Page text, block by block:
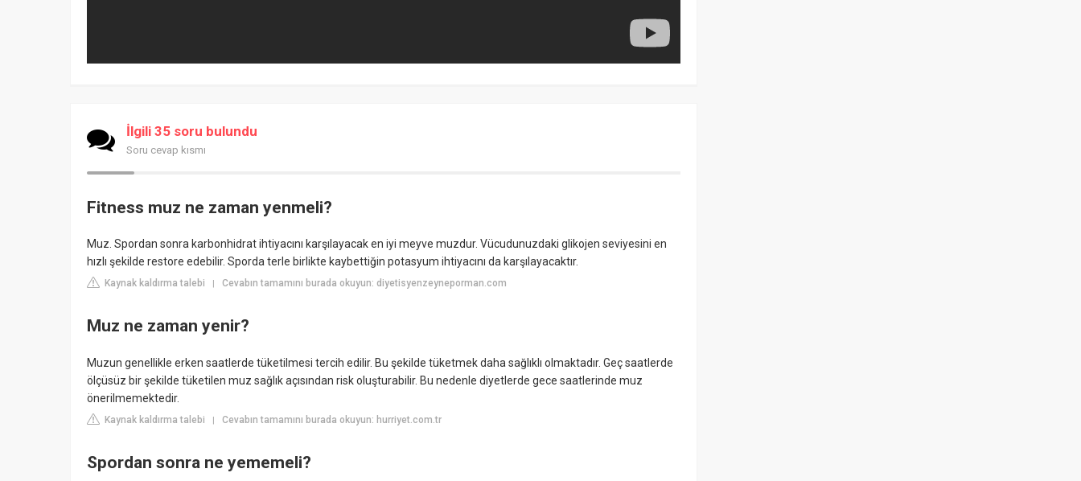
İlgili 35 soru bulundu
Soru cevap kısmı
Fitness muz ne zaman yenmeli?
Muz. Spordan sonra karbonhidrat ihtiyacını karşılayacak en iyi meyve muzdur. Vücudunuzdaki glikojen seviyesini en
hızlı şekilde restore edebilir. Sporda terle birlikte kaybettiğin potasyum ihtiyacını da karşılayacaktır.
Kaynak kaldırma talebi | Cevabın tamamını burada okuyun: diyetisyenzeyneporman.com
Muz ne zaman yenir?
Muzun genellikle erken saatlerde tüketilmesi tercih edilir. Bu şekilde tüketmek daha sağlıklı olmaktadır. Geç saatlerde
ölçüsüz bir şekilde tüketilen muz sağlık açısından risk oluşturabilir. Bu nedenle diyetlerde gece saatlerinde muz
önerilmemektedir.
Kaynak kaldırma talebi | Cevabın tamamını burada okuyun: hurriyet.com.tr
Spordan sonra ne yememeli?